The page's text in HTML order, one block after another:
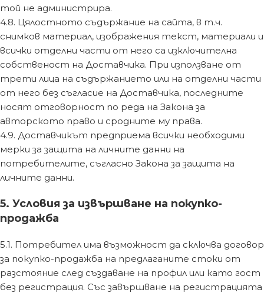
той не администрира.
4.8. Цялостното съдържание на сайта, в т.ч.
снимков материал, изображения текст, материали и
всички отделни части от него са изключителна
собственост на Доставчика. При използване от
трети лица на съдържанието или на отделни части
от него без съгласие на Доставчика, последните
носят отговорност по реда на Закона за
авторското право и сродните му права.
4.9. Доставчикът предприема всички необходими
мерки за защита на личните данни на
потребителите, съгласно Закона за защита на
личните данни.
5. Условия за извършване на покупко-
продажба
5.1. Потребител има възможност да сключва договор
за покупко-продажба на предлаганите стоки от
разстояние след създаване на профил или като гост
без регистрация. Със завършване на регистрацията